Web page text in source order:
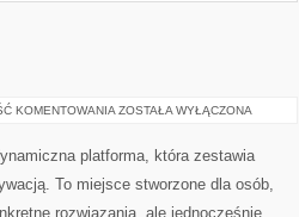
KOMENTOWANIA ŻYWIENIE
ZOSTAŁA WYŁĄCZONA
platforma, która zestawia
To miejsce stworzone dla osób,
rozwiązania, ale jednocześnie